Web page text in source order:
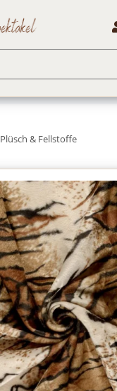
Plüsch & Fellstoffe